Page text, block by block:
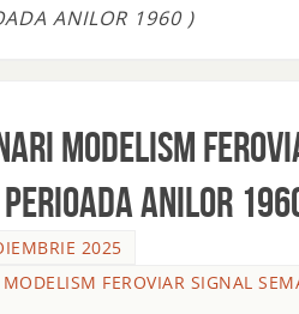
ANILOR 1960 )
modelism
( perioada anilor
2025
FEROVIAR SIGNAL